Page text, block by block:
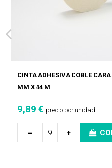
CINTA ADHESIVA DOBLE
MM X 44 M
9,89 € precio por unidad
+
-